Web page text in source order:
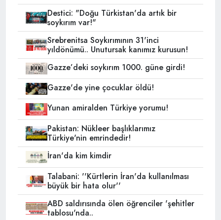
Destici: "Doğu Türkistan'da artık bir
soykırım var!"
Srebrenitsa Soykırımının 31'inci
yıldönümü.. Unutursak kanımız kurusun!
Gazze’deki soykırım 1000. güne girdi!
Gazze'de yine çocuklar öldü!
Yunan amiralden Türkiye yorumu!
Pakistan: Nükleer başlıklarımız
Türkiye'nin emrindedir!
İran'da kim kimdir
Talabani: ''Kürtlerin İran'da kullanılması
büyük bir hata olur''
ABD saldırısında ölen öğrenciler 'şehitler
tablosu'nda..